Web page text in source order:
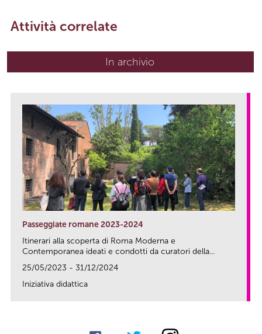
Attività correlate
In archivio
Passeggiate romane 2023-2024
Itinerari alla scoperta di Roma Moderna e
Contemporanea ideati e condotti da curatori della...
25/05/2023 - 31/12/2024
Iniziativa didattica